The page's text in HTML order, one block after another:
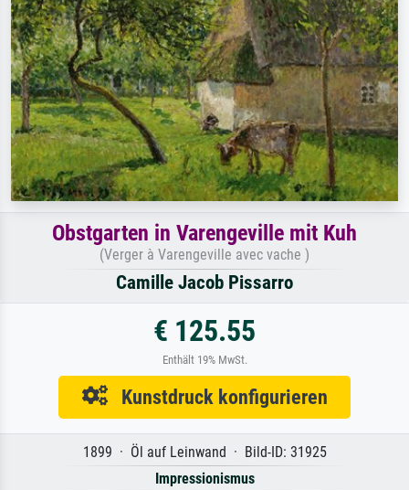
Obstgarten in Varengeville mit Kuh
(Verger à Varengeville avec vache )
Camille Jacob Pissarro
€ 125.55
Enthält 19% MwSt.
Kunstdruck konfigurieren
1899 · Öl auf Leinwand · Bild-ID: 31925
Impressionismus